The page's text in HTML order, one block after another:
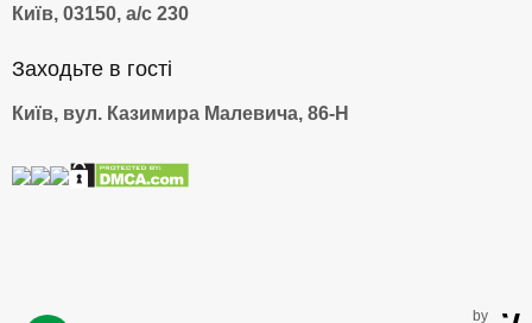
Київ, 03150, а/с 230
Заходьте в гості
Київ, вул. Казимира Малевича, 86-Н
by